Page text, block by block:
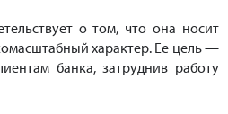
о том, что она носит
характер. Ее цель —
банка, затруднив работу